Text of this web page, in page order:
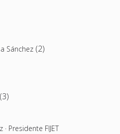
Sánchez(2)
Presidente FIJET